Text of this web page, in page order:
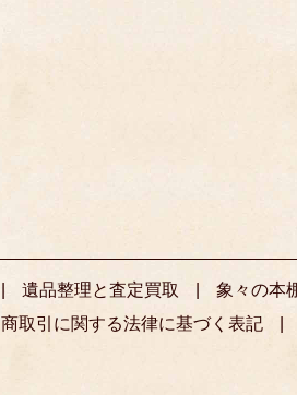
遺品整理と査定買取 象々の本
取引に関する法律に基づく表記